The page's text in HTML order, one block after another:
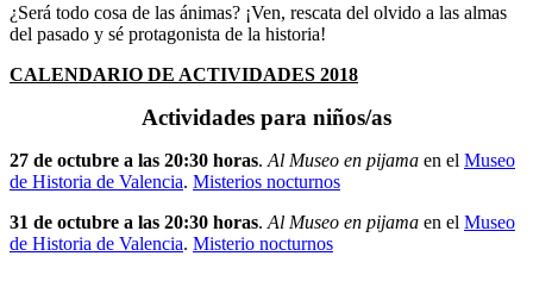
¿Será todo cosa de las ánimas? ¡Ven, rescata del olvido a las almas
del pasado y sé protagonista de la historia!
CALENDARIO DE ACTIVIDADES 2018
Actividades para niños/as
27 de octubre a las 20:30 horas. Al Museo en pijama en el Museo
de Historia de Valencia. Misterios nocturnos
31 de octubre a las 20:30 horas. Al Museo en pijama en el Museo
de Historia de Valencia. Misterio nocturnos